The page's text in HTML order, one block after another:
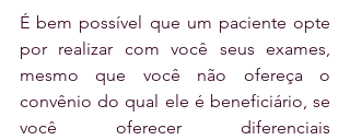
É bem possível que um paciente opte
por realizar com você seus exames,
mesmo que você não ofereça o
convênio do qual ele é beneficiário, se
você oferecer diferenciais